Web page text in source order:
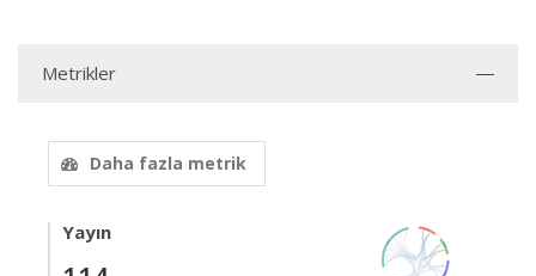
Metrikler
Daha fazla metrik
Yayın